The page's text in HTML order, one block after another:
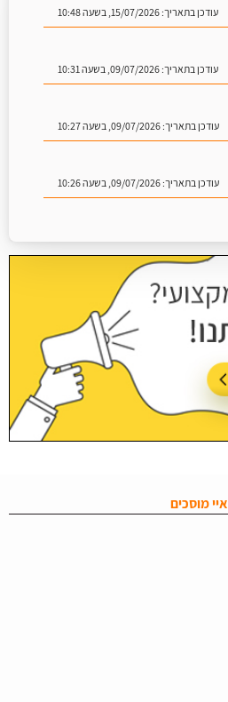
עודכן בתאריך:15/07/2026, בשעה 10:48
עודכן בתאריך:09/07/2026, בשעה 10:31
עודכן בתאריך:09/07/2026, בשעה 10:27
עודכן בתאריך:09/07/2026, בשעה 10:26
עודכן בתאריך:16/07/2026, בשעה 09:07
איי מוסכים